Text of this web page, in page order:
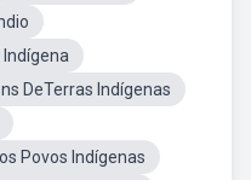
DeTerras Indígenas
Povos Indígenas